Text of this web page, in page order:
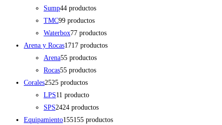
Sump44 productos
TMC99 productos
Waterbox77 productos
Arena y Rocas1717 productos
Arena55 productos
Rocas55 productos
Corales2525 productos
LPS11 producto
SPS2424 productos
Equipamiento155155 productos